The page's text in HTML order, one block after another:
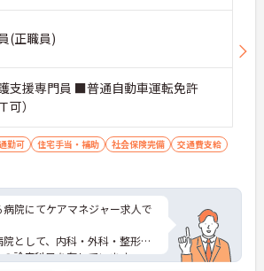
(正職員)
支援専門員 ■普通自動車運転免許
可）
勤可 住宅手当・補助 社会保険完備
交通費支給
院にてケアマネジャー求人で
として、内科・外科・整形外
診療科目を有しています。